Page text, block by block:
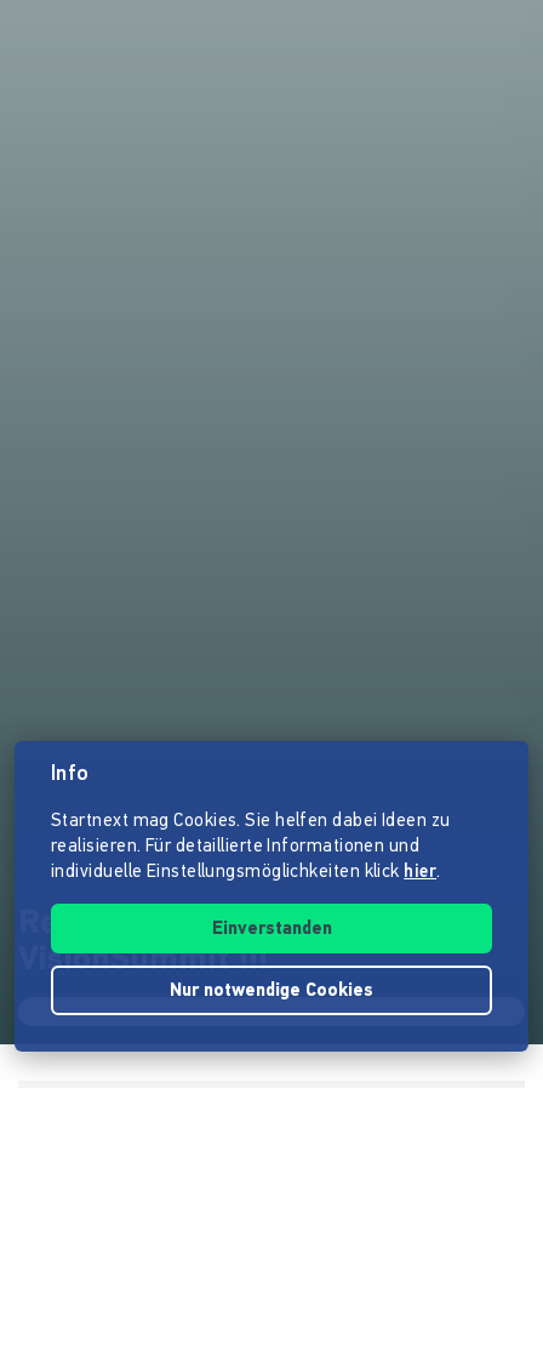
Recyclinginsel zum
VisionSummit !!!
Info
Startnext mag Cookies. Sie helfen dabei Ideen zu
realisieren. Für detaillierte Informationen und
individuelle Einstellungsmöglichkeiten klick hier.
Einverstanden
Nur notwendige Cookies